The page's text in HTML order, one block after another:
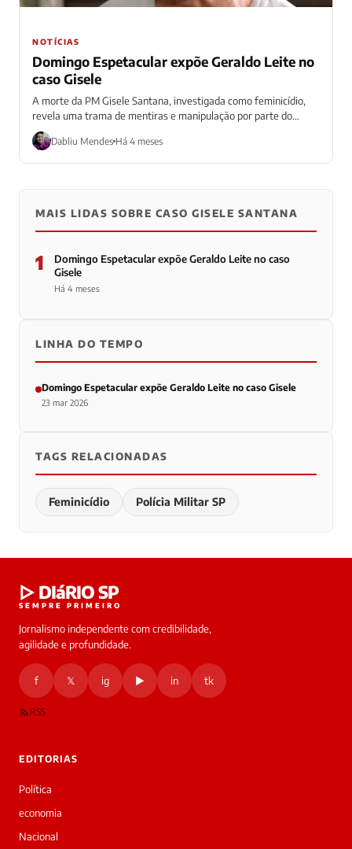
NOTÍCIAS
Domingo Espetacular expõe Geraldo Leite no
caso Gisele
A morte da PM Gisele Santana, investigada como feminicídio,
revela uma trama de mentiras e manipulação por parte do
marido, um tenente-coronel...
Dabliu Mendes Há 4 meses
MAIS LIDAS SOBRE CASO GISELE SANTANA
1
Domingo Espetacular expõe Geraldo Leite no caso
Gisele
Há 4 meses
LINHA DO TEMPO
Domingo Espetacular expõe Geraldo Leite no caso Gisele
23 mar 2026
TAGS RELACIONADAS
Feminicídio Polícia Militar SP
▷ DIáRIO SP
SEMPRE PRIMEIRO
Jornalismo independente com credibilidade,
agilidade e profundidade.
f 𝕏 ig ▶ in tk
RSS
EDITORIAS
Política
economia
Nacional